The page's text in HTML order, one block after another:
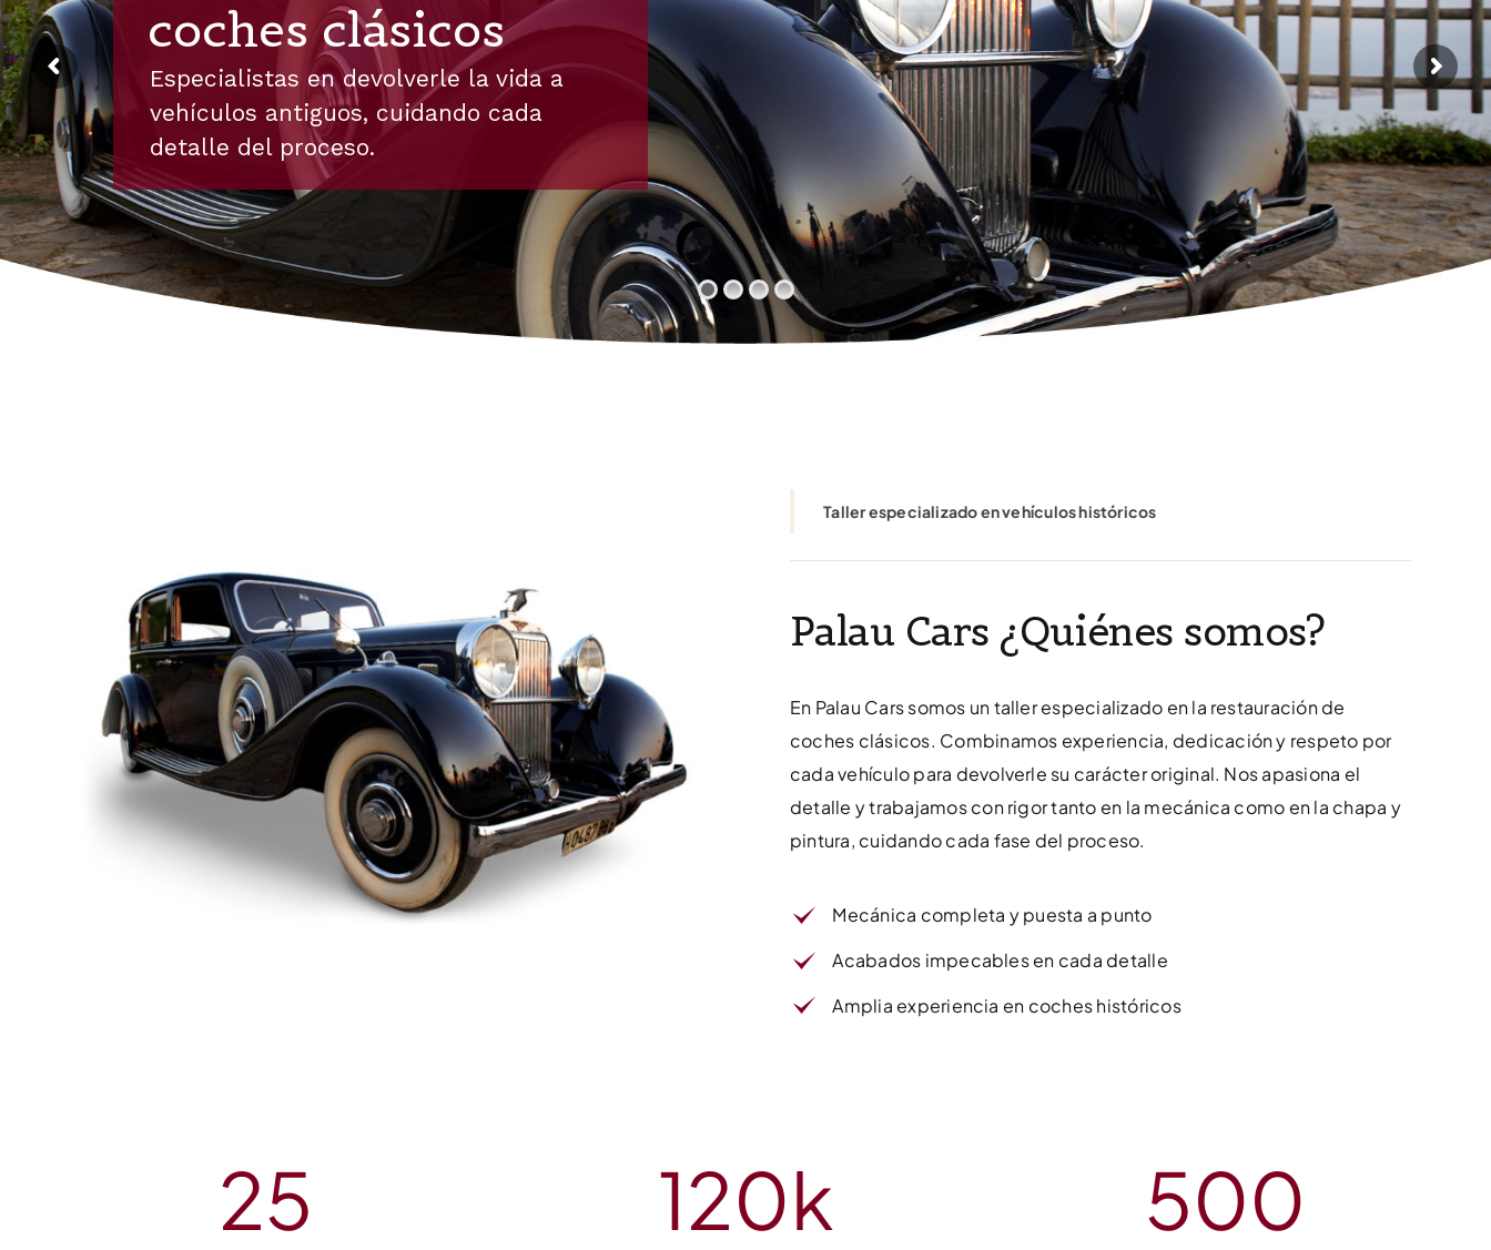
coches clásicos
Especialistas en devolverle la vida a
vehículos antiguos, cuidando cada
detalle del proceso.
Taller especializado en vehículos históricos
Palau Cars ¿Quiénes somos?
En Palau Cars somos un taller especializado en la restauración de
coches clásicos. Combinamos experiencia, dedicación y respeto por
cada vehículo para devolverle su carácter original. Nos apasiona el
detalle y trabajamos con rigor tanto en la mecánica como en la chapa y
pintura, cuidando cada fase del proceso.
Mecánica completa y puesta a punto
Acabados impecables en cada detalle
Amplia experiencia en coches históricos
25 120k 500